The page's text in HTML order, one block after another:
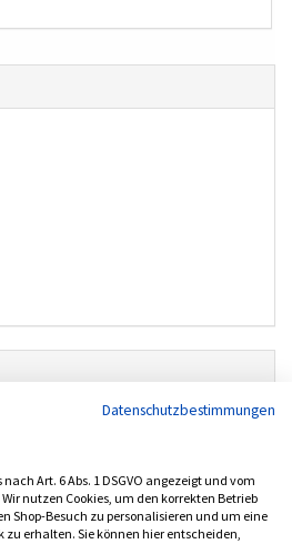
Datenschutzbestimmungen
Art. 6 Abs. 1 DSGVO angezeigt und vom
nutzen Cookies, um den korrekten Betrieb
Shop-Besuch zu personalisieren und um eine
erhalten. Sie können hier entscheiden,